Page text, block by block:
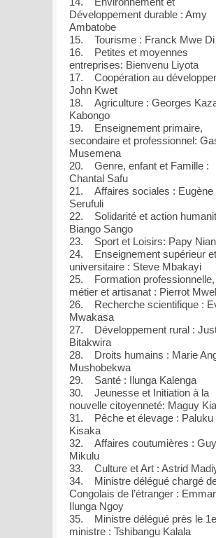
Développement durable : Amy
Ambatobe
15. Tourisme : Franck Mwe Di
16. Petites et moyennes
entreprises: Bienvenu Liyota
17. Coopération au
John Kwet
18. Agriculture : Georges
Kabongo
19. Enseignement primaire,
secondaire et professionnel:
Musemena
20. Genre, enfant et Famille :
Chantal Safu
21. Affaires sociales : Eugène
Serufuli
22. Solidarité et action
Biango Sango
23. Sport et Loisirs: Papy
24. Enseignement supérieur et
universitaire : Steve Mbakayi
25. Formation professionnelle,
métier et artisanat : Pierrot
26. Recherche scientifique :
Mwakasa
27. Développement rural :
Bitakwira
28. Droits humains : Marie
Mushobekwa
29. Santé : Ilunga Kalenga
30. Jeunesse et Initiation à la
nouvelle citoyenneté: Maguy
31. Pêche et élevage : Paluku
Kisaka
32. Affaires coutumières : Guy
Mikulu
33. Culture et Art : Astrid
34. Ministre délégué chargé
Congolais de l’étranger :
Ilunga Ngoy
35. Ministre délégué près le
ministre : Tshibangu Kalala